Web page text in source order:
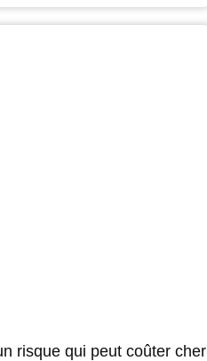
risque qui peut coûter cher